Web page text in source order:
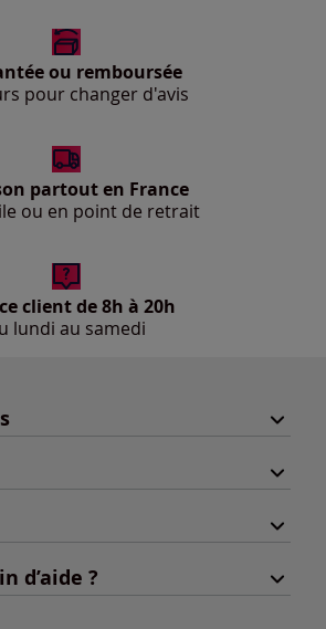
ou remboursée
pour changer d'avis
partout en France
ou en point de retrait
client de 8h à 20h
lundi au samedi
d’aide ?